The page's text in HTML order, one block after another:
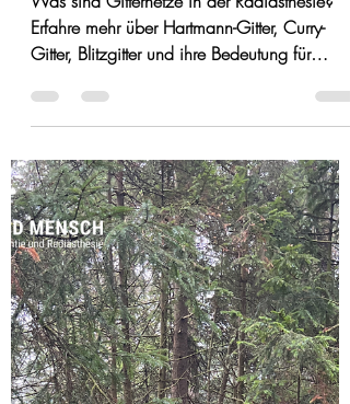
Gitternetze im Sinne der
Radiästhesie
Was sind Gitternetze in der Radiästhesie?
Erfahre mehr über Hartmann-Gitter, Curry-
Gitter, Blitzgitter und ihre Bedeutung für
Schlafplätze, Baubiologie und energetische
Raumgestaltung.